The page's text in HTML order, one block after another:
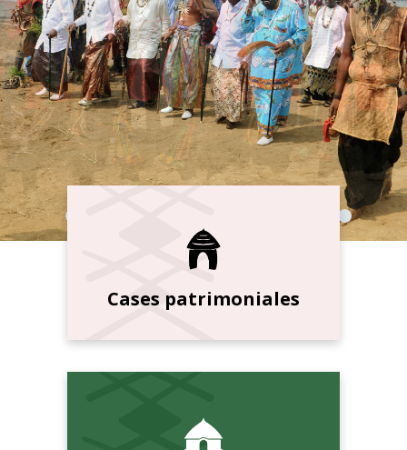
– ICC
Cases patrimoniales